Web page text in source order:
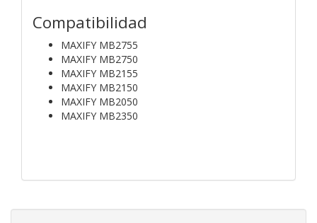
Compatibilidad
MAXIFY MB2755
MAXIFY MB2750
MAXIFY MB2155
MAXIFY MB2150
MAXIFY MB2050
MAXIFY MB2350